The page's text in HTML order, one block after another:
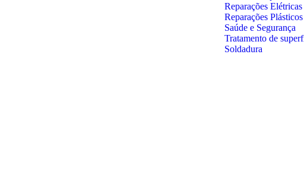
Reparações Elétricas
Reparações
Saúde e Segurança
Tratamento de
Soldadura